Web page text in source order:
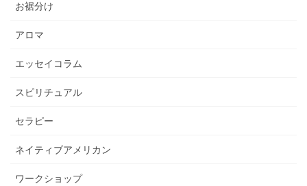
お裾分け
アロマ
エッセイコラム
スピリチュアル
セラピー
ネイティブアメリカン
ワークショップ